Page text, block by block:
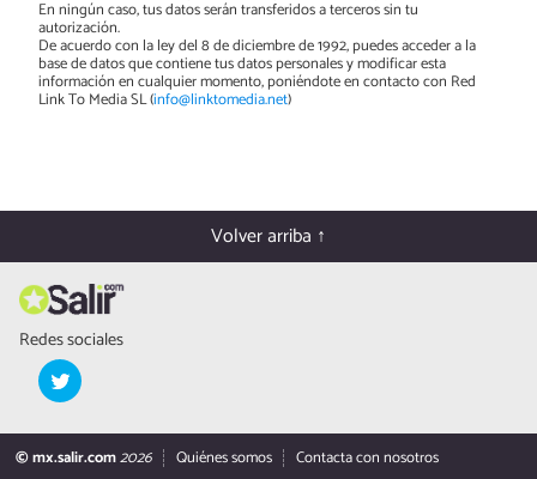
En ningún caso, tus datos serán transferidos a terceros sin tu
autorización.
De acuerdo con la ley del 8 de diciembre de 1992, puedes acceder a la
base de datos que contiene tus datos personales y modificar esta
información en cualquier momento, poniéndote en contacto con Red
Link To Media SL (info@linktomedia.net)
Volver arriba ↑
Redes sociales
© mx.salir.com2026 Quiénes somos
Contacta con nosotros